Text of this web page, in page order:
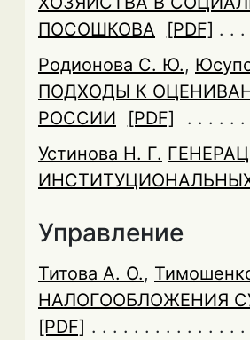
ПОСОШКОВА
[PDF]
Родионова С. Ю.,
ПОДХОДЫ К
РОССИИ
[PDF]
Устинова Н. Г.
Управление
Титова А. О.,
НАЛОГООБЛОЖЕНИЯ
[PDF]